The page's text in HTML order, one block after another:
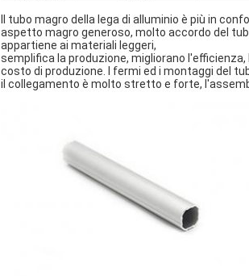
Il tubo magro della lega di alluminio è più in
aspetto magro generoso, molto accordo del
appartiene ai materiali leggeri,
semplifica la produzione, migliorano
costo di produzione. I fermi ed i montaggi del
il collegamento è molto stretto e forte,